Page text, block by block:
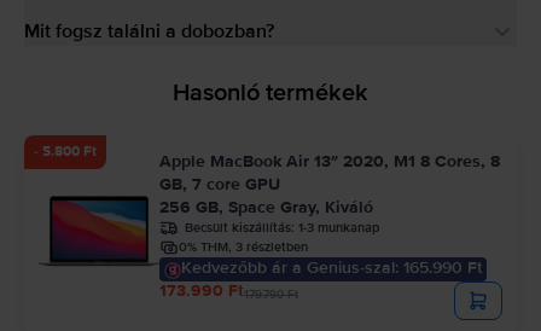
Mit fogsz találni a dobozban?
Hasonló termékek
- 5.800 Ft
Apple MacBook Air 13″ 2020, M1 8 Cores, 8
GB, 7 core GPU
256 GB, Space Gray, Kiváló
Becsült kiszállítás: 1-3 munkanap
0% THM, 3 részletben
Kedvezőbb ár a Genius-szal: 165.990 Ft
173.990 Ft179.790 Ft